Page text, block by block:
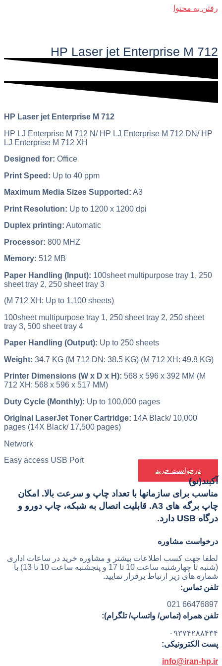
رفتن به محتوا
HP Laser jet Enterprise M 712​
HP Laser jet Enterprise M 712
HP LJ Enterprise M 712 N/ HP LJ Enterprise M 712 DN/ HP
LJ Enterprise M 712 XH
Designed for: Office
Print Speed: Up to 40 ppm
Maximum Media Sizes Supported: A3
Print Resolution: Up to 1200 x 1200 dpi
Duplex printing: Automatic
Processor: 800 MHZ
Memory: 512 MB
Paper Handling (Input): 100sheet multipurpose tray 1, 250
sheet tray 2, 250 sheet tray 3
(M 712 XH: Up to 1,100 sheets)
100sheet multipurpose tray 1, 250 sheet tray 2, 250 sheet
tray 3, 500 sheet tray 4
Paper Handling (Output): Up to 250 sheets
Weight: 34.7 KG (M 712 DN: 38.5 KG) (M 712 XH: 49.8 KG)
Printer Dimensions (W x D x H): 568 x 596 x 392 MM (M
712 XH: 568 x 596 x 517 MM)
Duty Cycle (Monthly): Up to 100,000 pages
Original LaserJet Toner Cartridge: 14A Black/ 10,000
pages (14X Black/ 17,500 pages)
Network
Easy access USB Port
درخواست خرید
آکبند(نو)
مناسب برای سازمانها با تعداد چاپ و سرعت بالا. امکان
چاپ برگه های A3. قابلیت اتصال به شبکه، چاپ دورو و
درگاه USB دارد.
درخواست مشاوره
لطفا جهت کسب اطلاعات بیشتر و مشاوره خرید در ساعات اداری
(شنبه تا چهارشنبه ساعت 10 تا 17 و پنجشنبه ساعت 10 تا 13) با
شماره های زیر ارتباط برقرار نمایید.
تلفن تماس:
66476897 021
تلفن همراه (تماس/ واتساپ/ تلگرام):
۰۹۳۷۴۲۸۸۴۳۴
پست الکترونیکی:
info@iran-hp.ir